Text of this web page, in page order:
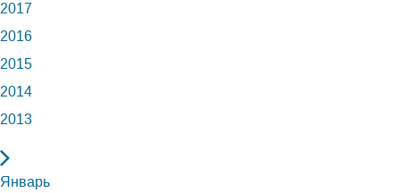
2017
2016
2015
2014
2013
Январь